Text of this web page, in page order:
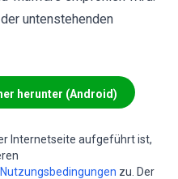
untenstehenden
herunter (Android)
Internetseite aufgeführt ist,
Nutzungsbedingungen zu. Der